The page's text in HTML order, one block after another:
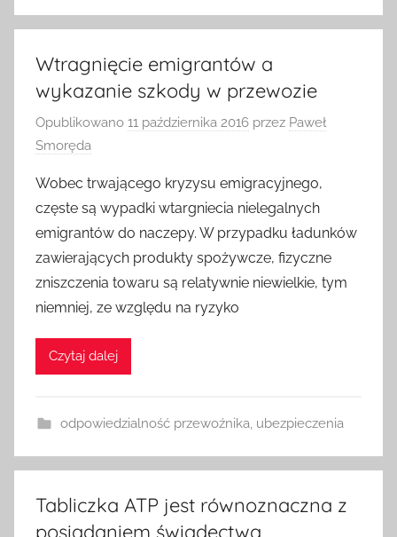
Wtragnięcie emigrantów a
wykazanie szkody w przewozie
Opublikowano 11 października 2016 przez Paweł
Smoręda
Wobec trwającego kryzysu emigracyjnego,
częste są wypadki wtargniecia nielegalnych
emigrantów do naczepy. W przypadku ładunków
zawierających produkty spożywcze, fizyczne
zniszczenia towaru są relatywnie niewielkie, tym
niemniej, ze względu na ryzyko
Czytaj dalej
odpowiedzialność przewoźnika, ubezpieczenia
Tabliczka ATP jest równoznaczna z
posiadaniem świadectwa